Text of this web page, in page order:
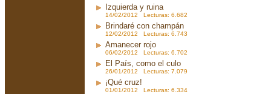
Izquierda y ruina
14/02/2012 Lecturas: 6.682
Brindaré con champán
12/02/2012 Lecturas: 6.743
Amanecer rojo
06/02/2012 Lecturas: 6.702
El País, como el culo
26/01/2012 Lecturas: 7.079
¡Qué cruz!
01/01/2012 Lecturas: 6.334